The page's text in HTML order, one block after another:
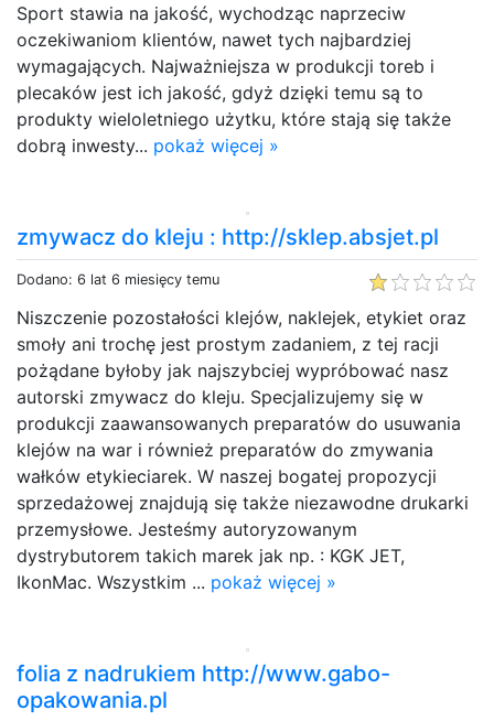
Sport stawia na jakość, wychodząc naprzeciw
oczekiwaniom klientów, nawet tych najbardziej
wymagających. Najważniejsza w produkcji toreb i
plecaków jest ich jakość, gdyż dzięki temu są to
produkty wieloletniego użytku, które stają się także
dobrą inwesty... pokaż więcej »
zmywacz do kleju : http://sklep.absjet.pl
Dodano: 6 lat 6 miesięcy temu
Niszczenie pozostałości klejów, naklejek, etykiet oraz
smoły ani trochę jest prostym zadaniem, z tej racji
pożądane byłoby jak najszybciej wypróbować nasz
autorski zmywacz do kleju. Specjalizujemy się w
produkcji zaawansowanych preparatów do usuwania
klejów na war i również preparatów do zmywania
wałków etykieciarek. W naszej bogatej propozycji
sprzedażowej znajdują się także niezawodne drukarki
przemysłowe. Jesteśmy autoryzowanym
dystrybutorem takich marek jak np. : KGK JET,
IkonMac. Wszystkim ... pokaż więcej »
folia z nadrukiem http://www.gabo-
opakowania.pl